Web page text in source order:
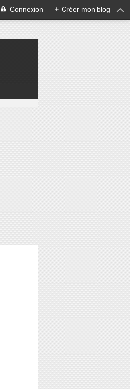
Connexion + Créer mon blog